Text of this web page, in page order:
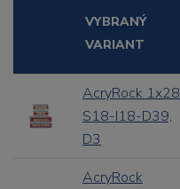
VYBRANÝ
VARIANT
AcryRock 1x28
S18-I18-D39,
D3
AcryRock